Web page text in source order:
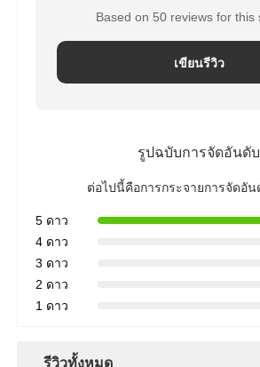
Based on 50 reviews for this
เขียนรีวิว
รูปฉบับการจัดอันดับ
ต่อไปนี้คือการกระจายการจัดอั
5 ดาว
4 ดาว
3 ดาว
2 ดาว
1 ดาว
รีวิวทั้งหมด